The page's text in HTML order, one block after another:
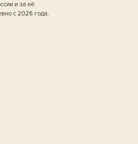
и за её
с 2026 года.